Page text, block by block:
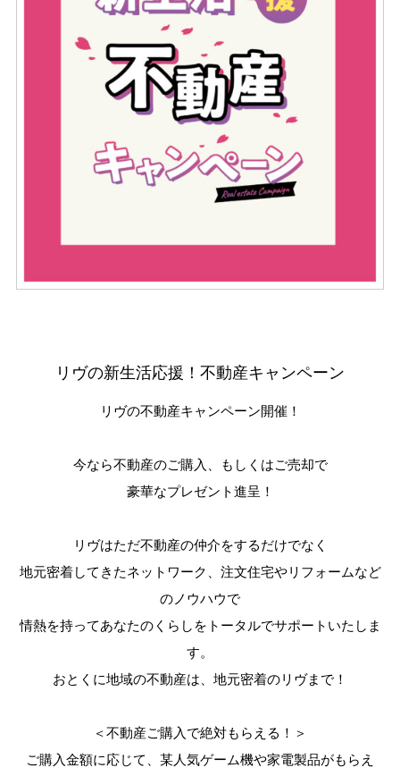
リヴの新生活応援！不動産キャンペーン
リヴの不動産キャンペーン開催！
今なら不動産のご購入、もしくはご売却で
豪華なプレゼント進呈！
リヴはただ不動産の仲介をするだけでなく
地元密着してきたネットワーク、注文住宅やリフォームなど
のノウハウで
情熱を持ってあなたのくらしをトータルでサポートいたしま
す。
おとくに地域の不動産は、地元密着のリヴまで！
＜不動産ご購入で絶対もらえる！＞
ご購入金額に応じて、某人気ゲーム機や家電製品がもらえ